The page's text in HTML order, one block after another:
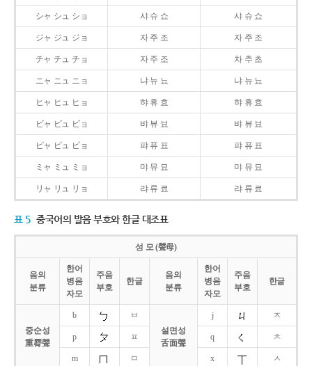
シャ シュ ショ 샤 슈 쇼 샤 슈 쇼
ジャ ジュ ジョ 자 주 조 자 주 조
チャ チュ チョ 자 주 조 차 추 초
ニャ ニュ ニョ 냐 뉴 뇨 냐 뉴 뇨
ヒャ ヒュ ヒョ 햐 휴 효 햐 휴 효
ビャ ビュ ビョ 뱌 뷰 뵤 뱌 뷰 뵤
ピャ ピュ ピョ 퍄 퓨 표 퍄 퓨 표
ミャ ミュ ミョ 먀 뮤 묘 먀 뮤 묘
リャ リュ リョ 랴 류 료 랴 류 료
표 5 중국어의 발음 부호와 한글 대조표
성 모 (聲母)
음의
분류
한어
병음
자모
주음
부호
한글
음의
분류
한어
병음
자모
주음
부호
한글
중순성
重脣聲
b
ㅂ
설면성
舌面聲
j ㅈ
p ㅍ q ㅊ
m ㅁ x ㅅ